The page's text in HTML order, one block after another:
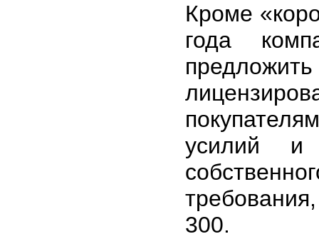
Кроме
года
усилий и
300.